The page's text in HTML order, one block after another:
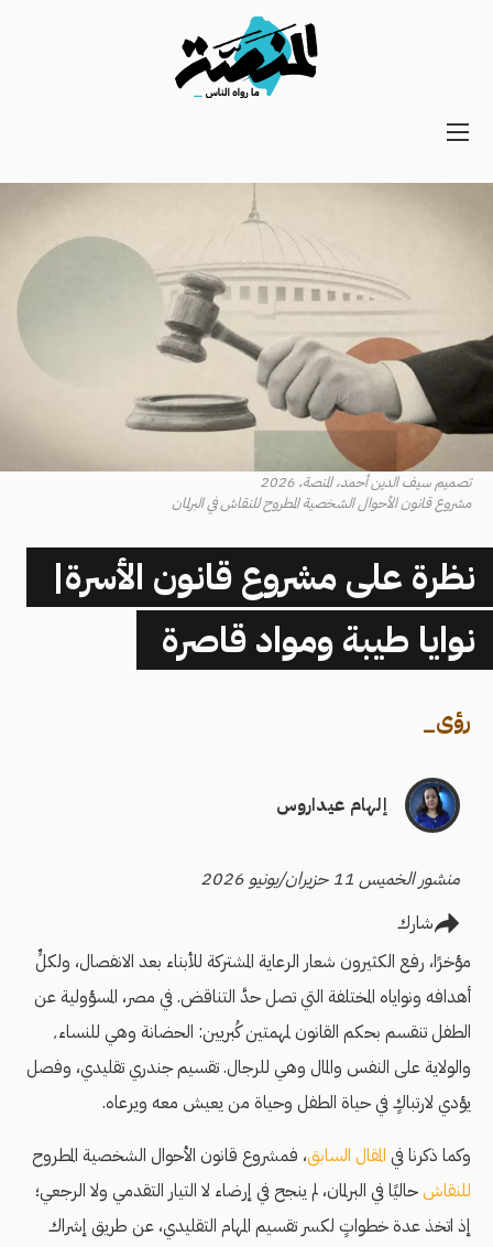
Main
Secondary
تصميم سيف الدين أحمد، المنصة، 2026
مشروع قانون الأحوال الشخصية المطروح للنقاش في البرلمان
نظرة على مشروع قانون الأسرة|
نوايا طيبة ومواد قاصرة
رؤى_
إلهام عيداروس
منشور الخميس 11 حزيران/يونيو 2026
شارك
مؤخرًا، رفع الكثيرون شعار الرعاية المشتركة للأبناء بعد الانفصال، ولكلٍّ
أهدافه ونواياه المختلفة التي تصل حدَّ التناقض. في مصر، المسؤولية عن
الطفل تنقسم بحكم القانون لمهمتين كُبريين: الحضانة وهي للنساء٬
والولاية على النفس والمال وهي للرجال. تقسيم جندري تقليدي، وفصل
يؤدي لارتباكٍ في حياة الطفل وحياة من يعيش معه ويرعاه.
وكما ذكرنا في المقال السابق، فمشروع قانون الأحوال الشخصية المطروح
للنقاشحاليًا في البرلمان، لم ينجح في إرضاء لا التيار التقدمي ولا الرجعي؛
إذ اتخذ عدة خطواتٍ لكسر تقسيم المهام التقليدي، عن طريق إشراك